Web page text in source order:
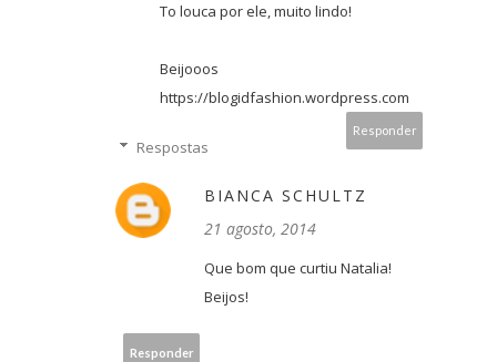
To louca por ele, muito lindo!
Beijooos
https://blogidfashion.wordpress.com
Responder
Respostas
BIANCA SCHULTZ
21 agosto, 2014
Que bom que curtiu Natalia!
Beijos!
Responder